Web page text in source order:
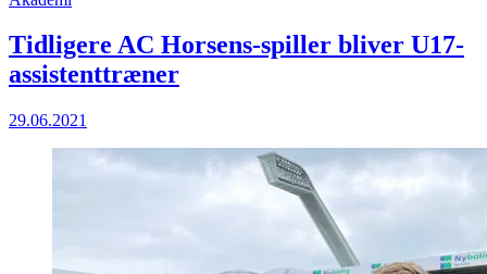
Tidligere AC Horsens-spiller bliver U17-
assistenttræner
29.06.2021